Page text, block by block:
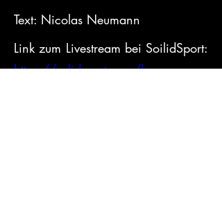
Text: Nicolas Neumann
https://solidsport.com/hc-